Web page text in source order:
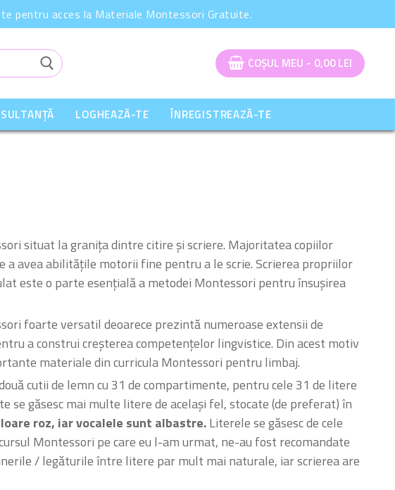
pentru acces la Materiale Montessori Gratuite.
COȘUL MEU - 0,00LEI
LOGHEAZĂ-TE ÎNREGISTREAZĂ-TE
situat la granița dintre citire și scriere. Majoritatea copiilor
a avea abilitățile motorii fine pentru a le scrie. Scrierea propriilor
este o parte esențială a metodei Montessori pentru însușirea
foarte versatil deoarece prezintă numeroase extensii de
a construi creșterea competențelor lingvistice. Din acest motiv
materiale din curricula Montessori pentru limbaj.
cutii de lemn cu 31 de compartimente, pentru cele 31 de litere
se găsesc mai multe litere de același fel, stocate (de preferat) în
roz, iar vocalele sunt albastre.Literele se găsesc de cele
Montessori pe care eu l-am urmat, ne-au fost recomandate
/ legăturile între litere par mult mai naturale, iar scrierea are